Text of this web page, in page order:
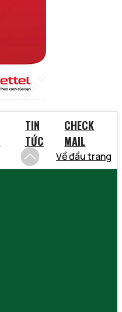
TIN
TỨC
CHECK
MAIL
Về đầu trang